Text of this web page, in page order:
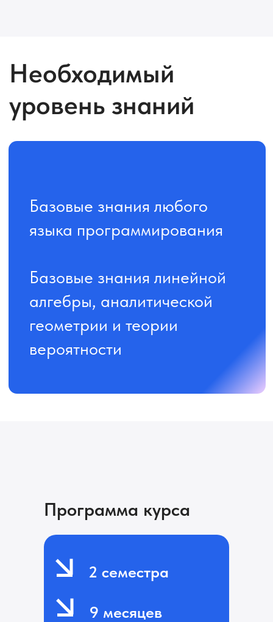
Программа курса
2 семестра
9 месяцев